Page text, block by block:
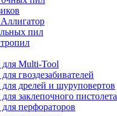
пил
Multi-Tool
гвоздезабивателей
дрелей и шуруповертов
заклепочного пистолета
перфораторов